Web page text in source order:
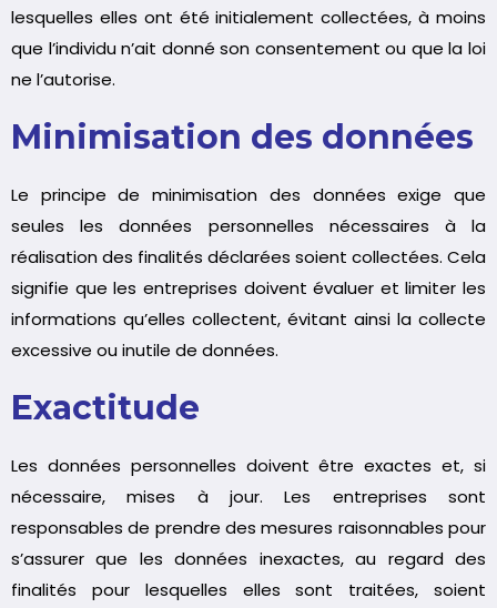
lesquelles elles ont été initialement collectées, à moins
que l’individu n’ait donné son consentement ou que la loi
ne l’autorise.
Minimisation des données
Le principe de minimisation des données exige que
seules les données personnelles nécessaires à la
réalisation des finalités déclarées soient collectées. Cela
signifie que les entreprises doivent évaluer et limiter les
informations qu’elles collectent, évitant ainsi la collecte
excessive ou inutile de données.
Exactitude
Les données personnelles doivent être exactes et, si
nécessaire, mises à jour. Les entreprises sont
responsables de prendre des mesures raisonnables pour
s’assurer que les données inexactes, au regard des
finalités pour lesquelles elles sont traitées, soient